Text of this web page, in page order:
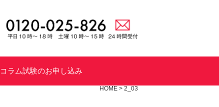
コラム試験のお申し込み
HOME > 2_03